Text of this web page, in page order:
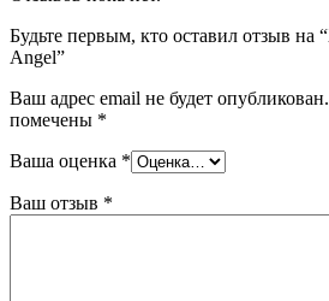
Будьте первым, кто оставил отзыв на
Angel”
Ваш адрес email не будет опубликован.
помечены *
Ваша оценка *
Ваш отзыв *